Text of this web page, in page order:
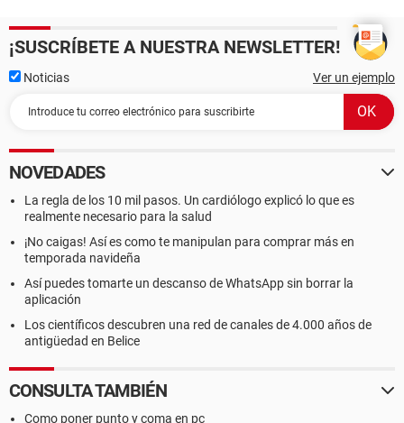
¡SUSCRÍBETE A NUESTRA NEWSLETTER!
Noticias Ver un ejemplo
NOVEDADES
La regla de los 10 mil pasos. Un cardiólogo explicó lo que es
realmente necesario para la salud
¡No caigas! Así es como te manipulan para comprar más en
temporada navideña
Así puedes tomarte un descanso de WhatsApp sin borrar la
aplicación
Los científicos descubren una red de canales de 4.000 años de
antigüedad en Belice
CONSULTA TAMBIÉN
Como poner punto y coma en pc